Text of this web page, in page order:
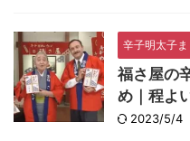
辛子明太子ま
福さ屋の
め｜程よ
2023/5/4